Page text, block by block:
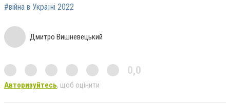
#війна в Україні 2022
Дмитро Вишневецький
0,0
Авторизуйтесь, щоб оцінити